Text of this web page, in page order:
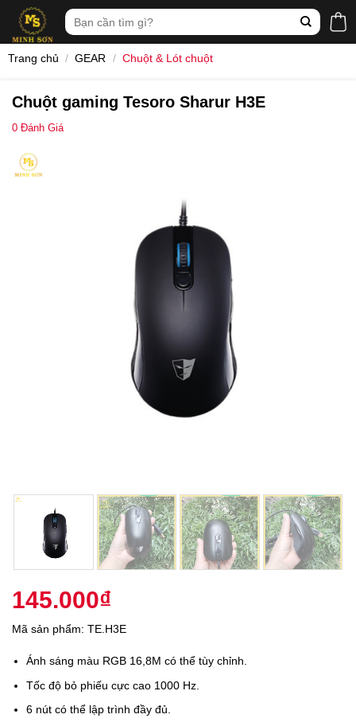
content
Tìm
kiếm:
Trang chủ / GEAR / Chuột & Lót chuột
Chuột gaming Tesoro Sharur H3E
0 Đánh Giá
145.000₫
Mã sản phẩm: TE.H3E
Ánh sáng màu RGB 16,8M có thể tùy chỉnh.
Tốc độ bỏ phiếu cực cao 1000 Hz.
6 nút có thể lập trình đầy đủ.